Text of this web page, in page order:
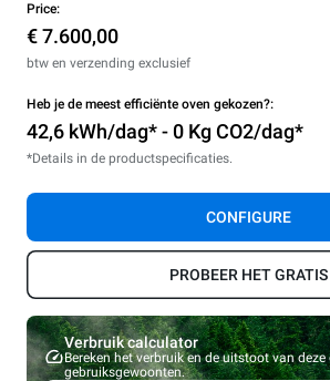
Price:
€ 7.600,00
btw en verzending exclusief
Heb je de meest efficiënte oven gekozen?:
42,6 kWh/dag* - 0 Kg CO2/dag*
*Details in de productspecificaties.
CONFIGURE
PROBEER HET GRATIS
Verbruik calculator
Bereken het verbruik en de uitstoot van
gebruiksgewoonten.